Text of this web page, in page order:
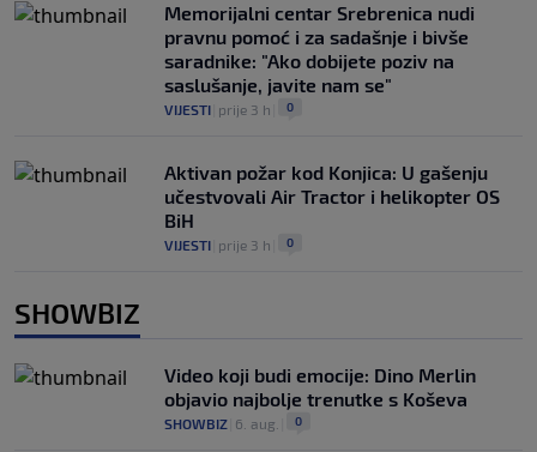
Memorijalni centar Srebrenica nudi
pravnu pomoć i za sadašnje i bivše
saradnike: "Ako dobijete poziv na
saslušanje, javite nam se"
VIJESTI prije 3 h 0
Aktivan požar kod Konjica: U gašenju
učestvovali Air Tractor i helikopter OS
BiH
VIJESTI prije 3 h 0
SHOWBIZ
Video koji budi emocije: Dino Merlin
objavio najbolje trenutke s Koševa
SHOWBIZ 6. aug. 0